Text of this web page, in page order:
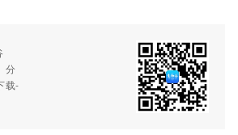
分
载-